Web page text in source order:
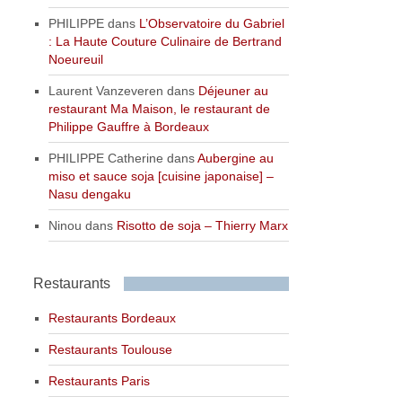
PHILIPPE dans L’Observatoire du Gabriel
: La Haute Couture Culinaire de Bertrand
Noeureuil
Laurent Vanzeveren dans Déjeuner au
restaurant Ma Maison, le restaurant de
Philippe Gauffre à Bordeaux
PHILIPPE Catherine dansAubergine au
miso et sauce soja [cuisine japonaise] –
Nasu dengaku
Ninou dans Risotto de soja – Thierry Marx
Restaurants
Restaurants Bordeaux
Restaurants Toulouse
Restaurants Paris